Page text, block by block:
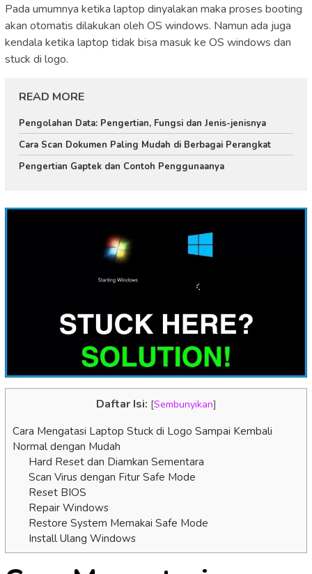
Pada umumnya ketika laptop dinyalakan maka proses booting
akan otomatis dilakukan oleh OS windows. Namun ada juga
kendala ketika laptop tidak bisa masuk ke OS windows dan
stuck di logo.
READ MORE
Pengolahan Data: Pengertian, Fungsi dan Jenis-jenisnya
Cara Scan Dokumen Paling Mudah di Berbagai Perangkat
Pengertian Gaptek dan Contoh Penggunaanya
Daftar Isi: [Sembunyikan]
Cara Mengatasi Laptop Stuck di Logo Sampai Kembali
Normal dengan Mudah
Hard Reset dan Diamkan Sementara
Scan Virus dengan Fitur Safe Mode
Reset BIOS
Repair Windows
Restore System Memakai Safe Mode
Install Ulang Windows